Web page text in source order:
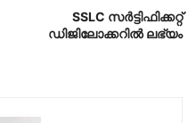
SSLC സർട്ടിഫിക്കറ്റ്
ഡിജിലോക്കറിൽ ലഭ്യം